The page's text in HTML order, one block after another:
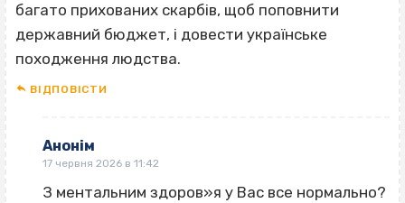
багато прихованих скарбів, щоб поповнити
державний бюджет, і довести українське
походження людства.
ВІДПОВІCТИ
Анонім
17 червня 2026 в 11:42
З ментальним здоров»я у Вас все нормально?